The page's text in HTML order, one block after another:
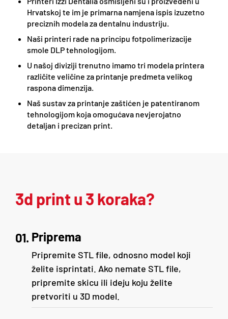
Hrvatskoj te im je primarna namjena ispis izuzetno
preciznih modela za dentalnu industriju.
Naši printeri rade na principu fotpolimerizacije
smole DLP tehnologijom.
U našoj diviziji trenutno imamo tri modela printera
različite veličine za printanje predmeta velikog
raspona dimenzija.
Naš sustav za printanje zaštićen je patentiranom
tehnologijom koja omogućava nevjerojatno
detaljan i precizan print.
3d print u 3 koraka?
01. Priprema
Pripremite STL file, odnosno model koji
želite isprintati. Ako nemate STL file,
pripremite skicu ili ideju koju želite
pretvoriti u 3D model.